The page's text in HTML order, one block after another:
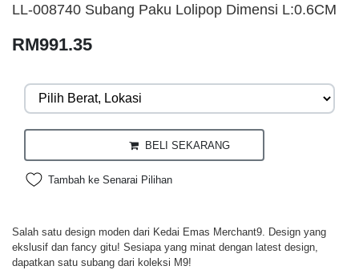
LL-008740 Subang Paku Lolipop Dimensi L:0.6CM
RM991.35
BELI SEKARANG
Tambah ke Senarai Pilihan
Salah satu design moden dari Kedai Emas Merchant9. Design yang
ekslusif dan fancy gitu! Sesiapa yang minat dengan latest design,
dapatkan satu subang dari koleksi M9!